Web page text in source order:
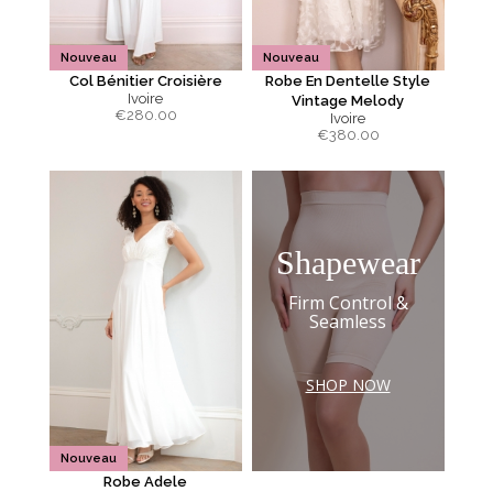
Nouveau
Col Bénitier Croisière
Ivoire
€280.00
Nouveau
Robe En Dentelle Style
Vintage Melody
Ivoire
€380.00
Nouveau
Robe Adele
Shapewear
Firm Control &
Seamless
SHOP NOW